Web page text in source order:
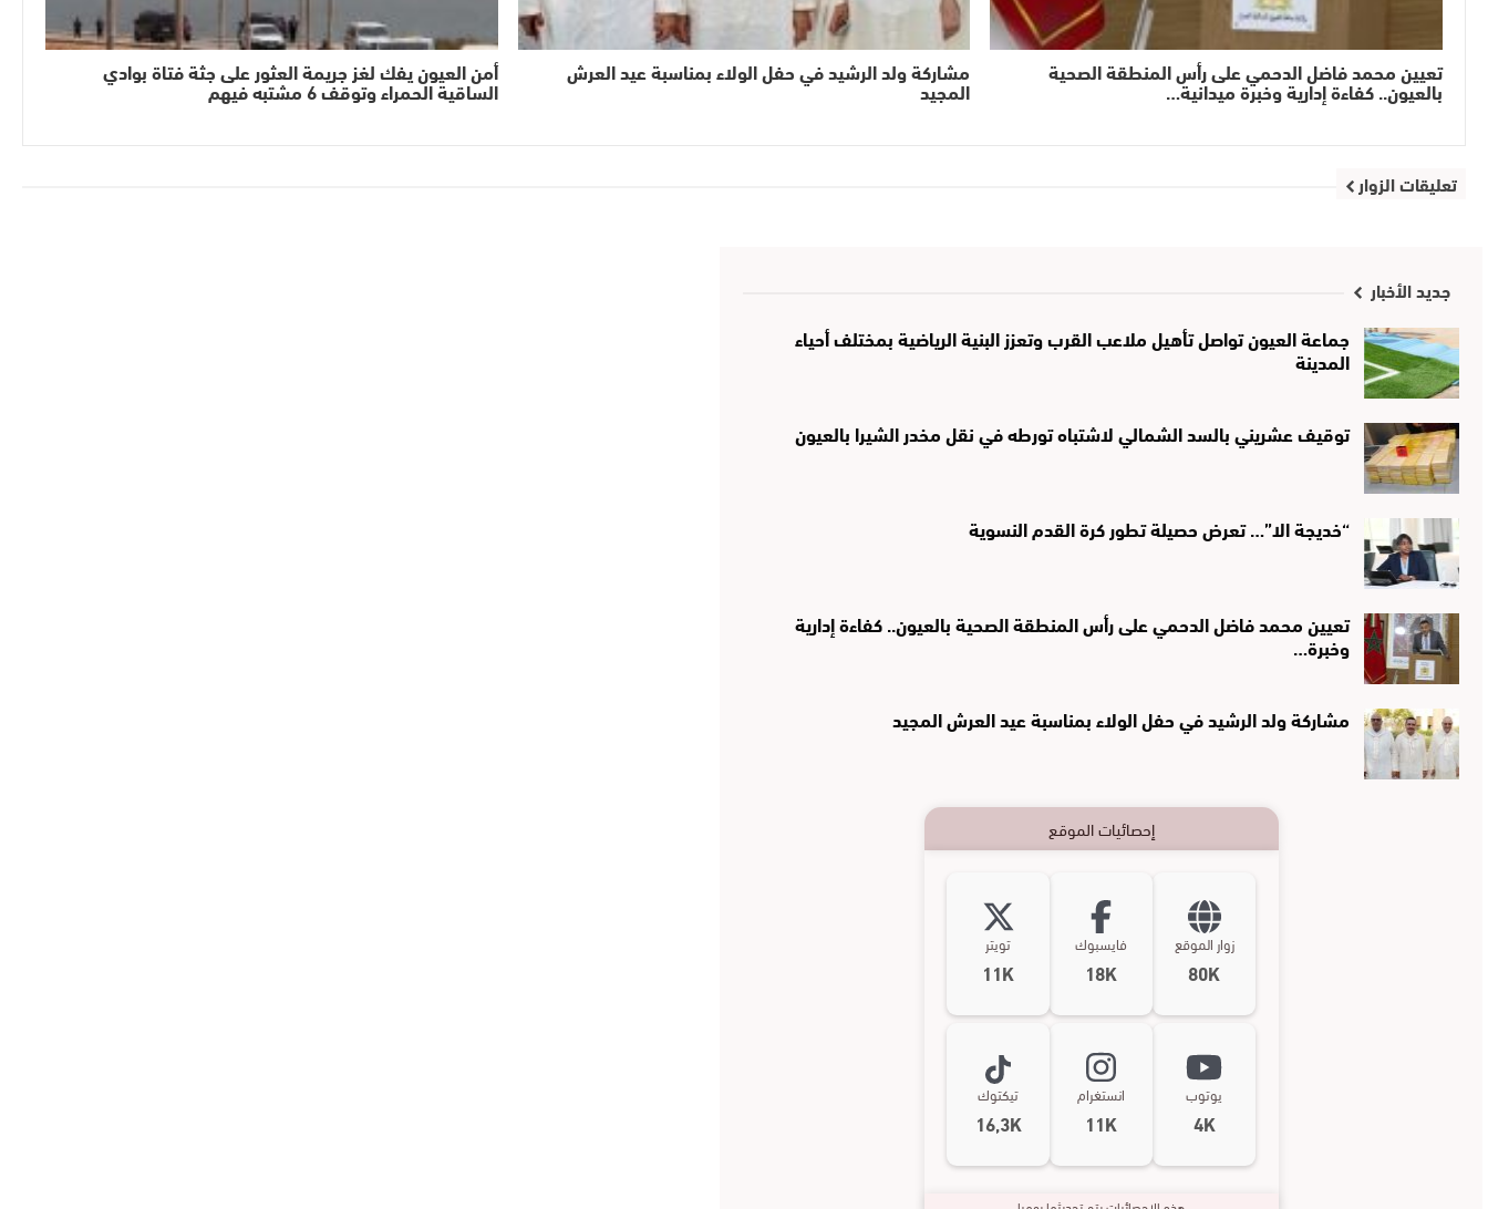
تعيين محمد فاضل الدحمي على رأس المنطقة الصحية
بالعيون.. كفاءة إدارية وخبرة ميدانية…
مشاركة ولد الرشيد في حفل الولاء بمناسبة عيد العرش
المجيد
أمن العيون يفك لغز جريمة العثور على جثة فتاة بوادي
الساقية الحمراء وتوقف 6 مشتبه فيهم
تعليقات الزوار
جديد الأخبار
جماعة العيون تواصل تأهيل ملاعب القرب وتعزز البنية الرياضية بمختلف أحياء
المدينة
توقيف عشريني بالسد الشمالي لاشتباه تورطه في نقل مخدر الشيرا بالعيون
“خديجة الا”… تعرض حصيلة تطور كرة القدم النسوية
تعيين محمد فاضل الدحمي على رأس المنطقة الصحية بالعيون.. كفاءة إدارية
وخبرة…
مشاركة ولد الرشيد في حفل الولاء بمناسبة عيد العرش المجيد
إحصائيات الموقع
زوار الموقع
80K
فايسبوك
18K
تويتر
11K
يوتوب
4K
انستغرام
11K
تيكتوك
16,3K